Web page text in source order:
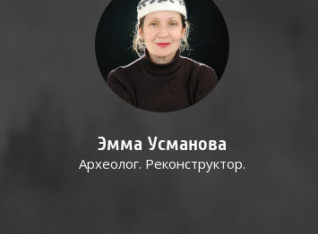
Эмма Усманова
Археолог. Реконструктор.